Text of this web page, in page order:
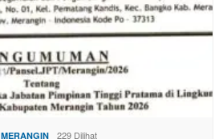
MERANGIN 229 Dilihat